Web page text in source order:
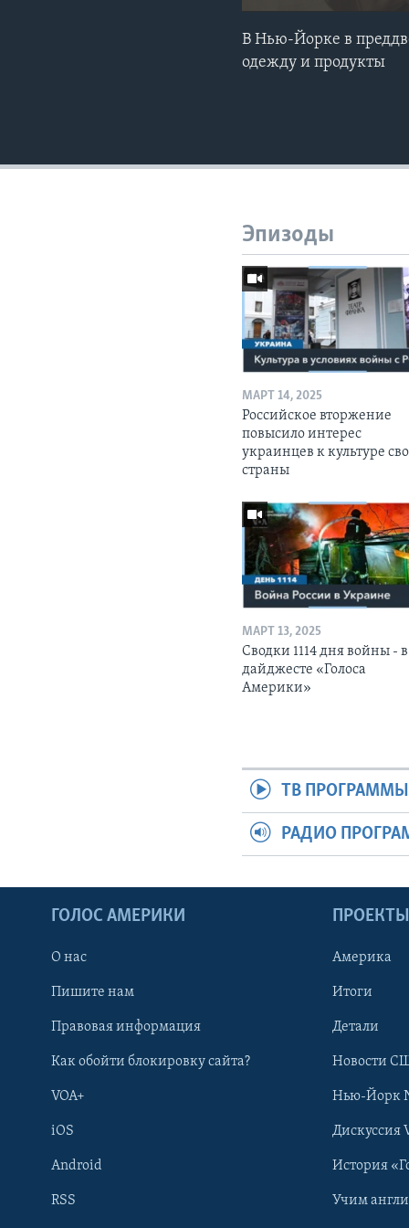
В Нью-Йорке в
одежду и продукты
Эпизоды
МАРТ 14, 2025
Российское вторжение
повысило интерес
украинцев к культуре
страны
МАРТ 13, 2025
Сводки 1114 дня войны - в
дайджесте «Голоса
Америки»
ТВ ПРОГРАММЫ
РАДИО
ГОЛОС АМЕРИКИ
О нас
Пишите нам
Правовая информация
Как обойти блокировку сайта?
VOA+
iOS
Android
RSS
ПРОЕКТЫ
Америка
Итоги
Детали
Новости
Нью-Йорк
Дискуссия
История
Учим